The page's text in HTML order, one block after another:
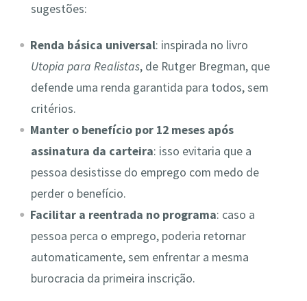
sugestões:
Renda básica universal: inspirada no livro
Utopia para Realistas, de Rutger Bregman, que
defende uma renda garantida para todos, sem
critérios.
Manter o benefício por 12 meses após
assinatura da carteira: isso evitaria que a
pessoa desistisse do emprego com medo de
perder o benefício.
Facilitar a reentrada no programa: caso a
pessoa perca o emprego, poderia retornar
automaticamente, sem enfrentar a mesma
burocracia da primeira inscrição.